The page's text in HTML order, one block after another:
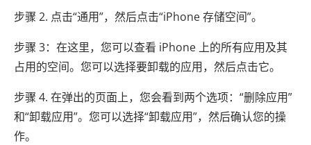
步骤 2. 点击“通用”，然后点击“iPhone 存储空间”。
步骤 3：在这里，您可以查看 iPhone 上的所有应用及其
占用的空间。您可以选择要卸载的应用，然后点击它。
步骤 4. 在弹出的页面上，您会看到两个选项：“删除应用”
和“卸载应用”。您可以选择“卸载应用”，然后确认您的操
作。